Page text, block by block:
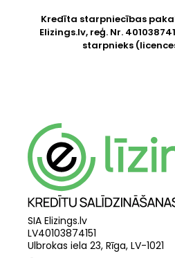
Kredīta starpniecības
Elizings.lv, reģ. Nr.
starpnieks
SIA Elizings.lv
LV40103874151
Ulbrokas iela 23, Rīga, LV-1021